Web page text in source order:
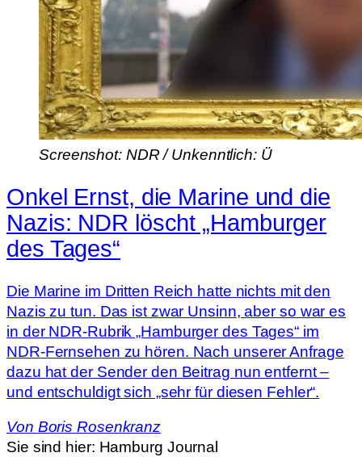
Screenshot: NDR / Unkenntlich: Ü
Onkel Ernst, die Marine und die
Nazis: NDR löscht „Hamburger
des Tages“
Die Marine im Dritten Reich hatte nichts mit den
Nazis zu tun. Das ist zwar Unsinn, aber so war es
in der NDR-Rubrik „Hamburger des Tages“ im
NDR-Fernsehen zu hören. Nach unserer Anfrage
dazu hat der Sender den Beitrag nun entfernt –
und entschuldigt sich „sehr für diesen Fehler“.
Von Boris Rosenkranz
Sie sind hier: Hamburg Journal